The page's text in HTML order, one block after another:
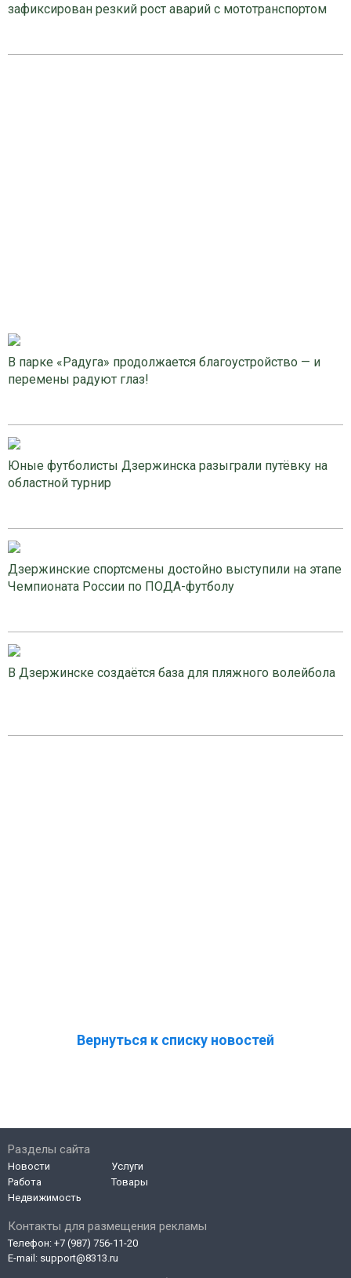
зафиксирован резкий рост аварий с мототранспортом
В парке «Радуга» продолжается благоустройство — и
перемены радуют глаз!
Юные футболисты Дзержинска разыграли путёвку на
областной турнир
Дзержинские спортсмены достойно выступили на этапе
Чемпионата России по ПОДА-футболу
В Дзержинске создаётся база для пляжного волейбола
Вернуться к списку новостей
Контакты для размещения рекламы
Телефон: +7 (987) 756-11-20
E-mail: support@8313.ru
Разделы сайта
Новости
Работа
Недвижимость
Услуги
Товары